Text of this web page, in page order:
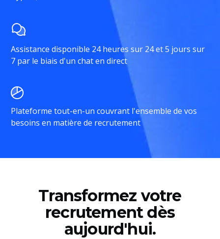
Assistance disponible 24 heures sur 24 et 5 jours sur
7 par le biais d'un chat en direct
Plateforme tout-en-un couvrant l'ensemble de vos
besoins en matière de recrutement
Transformez votre
recrutement dès
aujourd'hui.